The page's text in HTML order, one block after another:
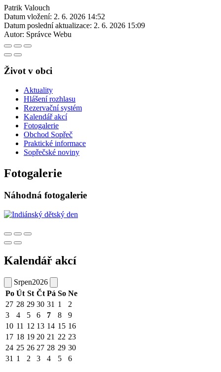
Patrik Valouch
Datum vložení: 2. 6. 2026 14:52
Datum poslední aktualizace: 2. 6. 2026 15:09
Autor: Správce Webu
Život v obci
Aktuality
Hlášení rozhlasu
Rezervační systém
Kalendář akcí
Fotogalerie
Obchod Sopřeč
Praktické informace
Sopřečské noviny
Fotogalerie
Náhodná fotogalerie
Kalendář akcí
Srpen2026
Po Út St Čt Pá So Ne
27 28 29 30 31 1
2
3
4 5 6 7 8
9
10 11 12 13 14 15 16
17 18 19 20 21 22 23
24 25 26 27 28 29 30
31 1 2 3 4 5 6